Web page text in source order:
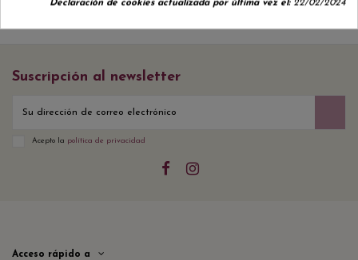
Suscripción al newsletter
Acepto la política de privacidad
Acceso rápido a
Declaración de cookies actualizada por última vez el:22/02/2024